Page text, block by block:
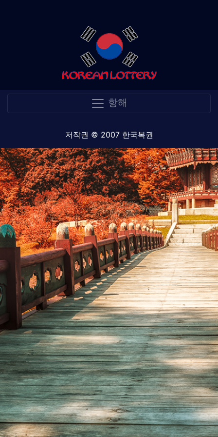
항해
저작권 © 2007 한국복권